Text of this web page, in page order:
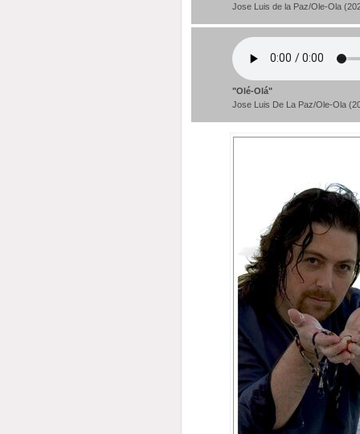
Jose Luis de la Paz/Ole-Ola
"Olé-Olá"
Jose Luis De La Paz/Ole-Ola